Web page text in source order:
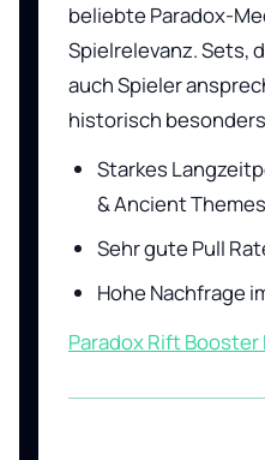
beliebte Paradox-
Spielrelevanz. Sets,
auch Spieler
historisch
Starkes
& Ancient Themes
Sehr gute Pull
Hohe Nachfrage
Paradox Rift